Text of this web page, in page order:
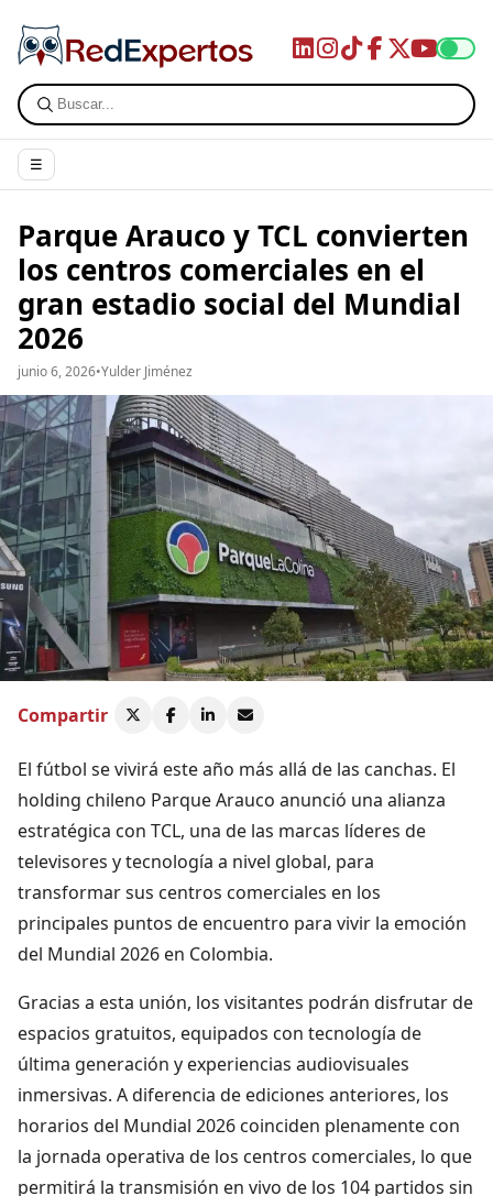
☰
Parque Arauco y TCL convierten
los centros comerciales en el
gran estadio social del Mundial
2026
junio 6, 2026•Yulder Jiménez
Compartir
El fútbol se vivirá este año más allá de las canchas. El
holding chileno Parque Arauco anunció una alianza
estratégica con TCL, una de las marcas líderes de
televisores y tecnología a nivel global, para
transformar sus centros comerciales en los
principales puntos de encuentro para vivir la emoción
del Mundial 2026 en Colombia.
Gracias a esta unión, los visitantes podrán disfrutar de
espacios gratuitos, equipados con tecnología de
última generación y experiencias audiovisuales
inmersivas. A diferencia de ediciones anteriores, los
horarios del Mundial 2026 coinciden plenamente con
la jornada operativa de los centros comerciales, lo que
permitirá la transmisión en vivo de los 104 partidos sin